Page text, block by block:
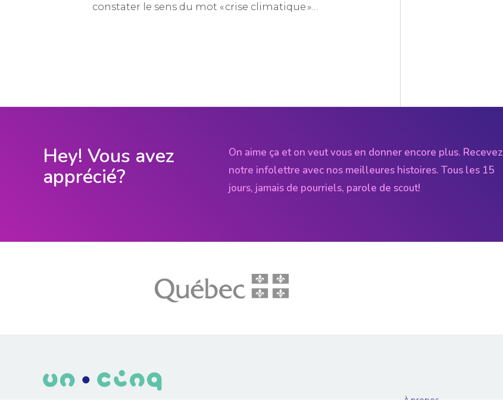
constater le sens du mot « crise climatique »…
Hey! Vous avez
apprécié?
On aime ça et on veut vous en donner encore plus. Recevez
notre infolettre avec nos meilleures histoires. Tous les 15
jours, jamais de pourriels, parole de scout!
À propos